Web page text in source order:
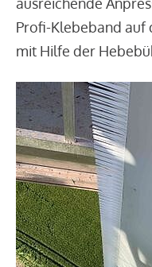
Profi-Klebeband auf
mit Hilfe der